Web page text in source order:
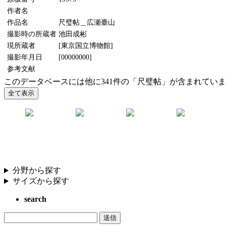
作者名
作品名
尺璧帖＿広瀬臺山
撮影時の所蔵者 池田成彬
現所蔵者
[東京国立博物館]
撮影年月日
[00000000]
参考文献
このデータベースには他に341件の「尺璧帖」が含まれてい
分野から探す
サイズから探す
search